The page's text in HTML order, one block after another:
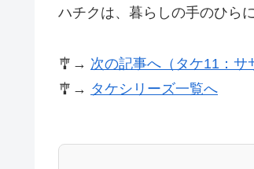
ハチクは、暮らしの手のひらに
🎐→ 次の記事へ（タケ11：サ
🎐→ タケシリーズ一覧へ